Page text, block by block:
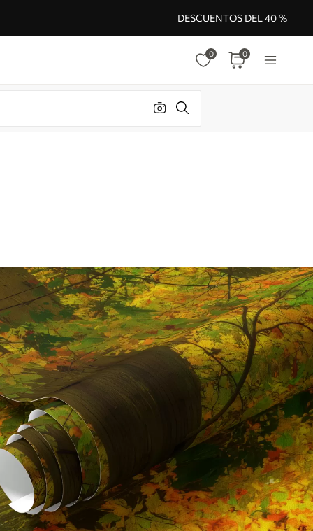
DESCUENTOS DEL 40 %
0 0